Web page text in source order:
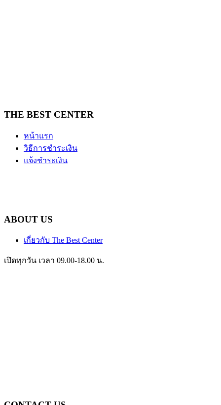
THE BEST CENTER
หน้าแรก
วิธีการชำระเงิน
แจ้งชำระเงิน
ABOUT US
เกี่ยวกับ The Best Center
เปิดทุกวัน เวลา 09.00-18.00 น.